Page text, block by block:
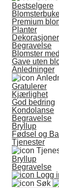
Bestselgere
Premium
Planter
Dekorasjoner
Begravelse
Blomster
Gave uten
Anledninger
Gratulerer
Kjærlighet
God bedring
Kondolanse
Begravelse
Bryllup
Fødsel og
Tjenester
Bryllup
Begravelse
Logg
Søk